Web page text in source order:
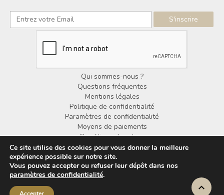
Qui sommes-nous ?
Questions fréquentes
Mentions légales
Politique de confidentialité
Paramètres de confidentialité
Moyens de paiements
Conditions de retour
Conditions générales de vente
© Copyright Noorden Design 2025
Ce site utilise des cookies pour vous donner la meilleure
expérience possible sur notre site.
Vous pouvez accepter ou refuser leur dépôt dans nos
paramètres de confidentialité.